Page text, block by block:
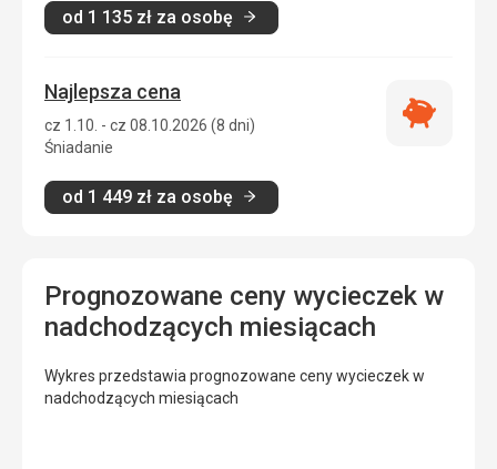
od 1 135 zł za osobę
Najlepsza cena
cz 1.10. - cz 08.10.2026 (8 dni)
Śniadanie
od 1 449 zł za osobę
Najlepsza
Prognozowane ceny wycieczek w
nadchodzących miesiącach
Wykres przedstawia prognozowane ceny wycieczek w
nadchodzących miesiącach